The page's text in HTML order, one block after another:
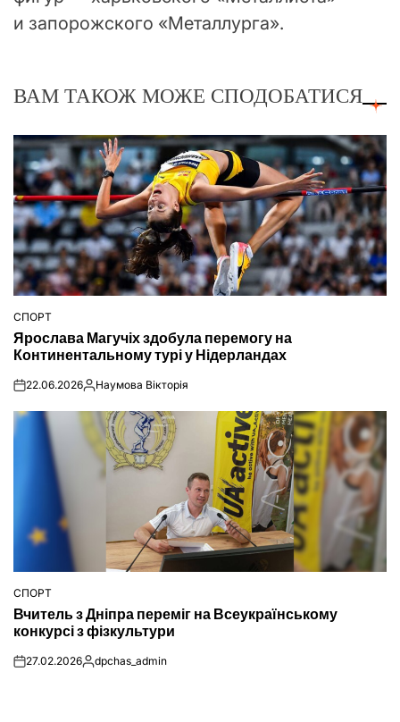
и запорожского «Металлурга».
ВАМ ТАКОЖ МОЖЕ СПОДОБАТИСЯ
ОПУБЛІКУВАТИ
У
СПОРТ
Ярослава Магучіх здобула перемогу на
Континентальному турі у Нідерландах
on22.06.2026Опубліковано
Наумова Вікторія
ОПУБЛІКУВАТИ
У
СПОРТ
Вчитель з Дніпра переміг на Всеукраїнському
конкурсі з фізкультури
on27.02.2026Опубліковано
dpchas_admin